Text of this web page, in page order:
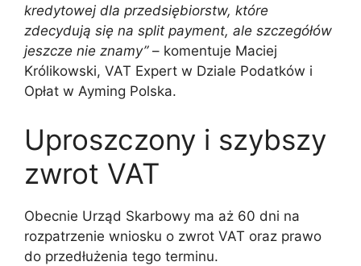
kredytowej dla przedsiębiorstw, które
zdecydują się na split payment, ale szczegółów
jeszcze nie znamy”– komentuje Maciej
Królikowski, VAT Expert w Dziale Podatków i
Opłat w Ayming Polska.
Uproszczony i szybszy
zwrot VAT
Obecnie Urząd Skarbowy ma aż 60 dni na
rozpatrzenie wniosku o zwrot VAT oraz prawo
do przedłużenia tego terminu.